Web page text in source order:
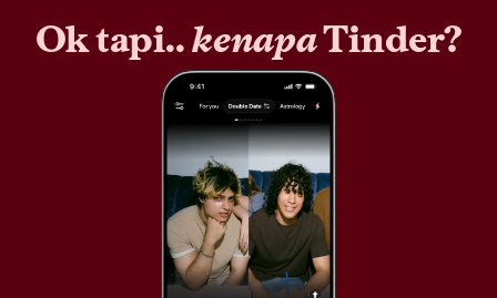
Ok tapi..kenapaTinder?